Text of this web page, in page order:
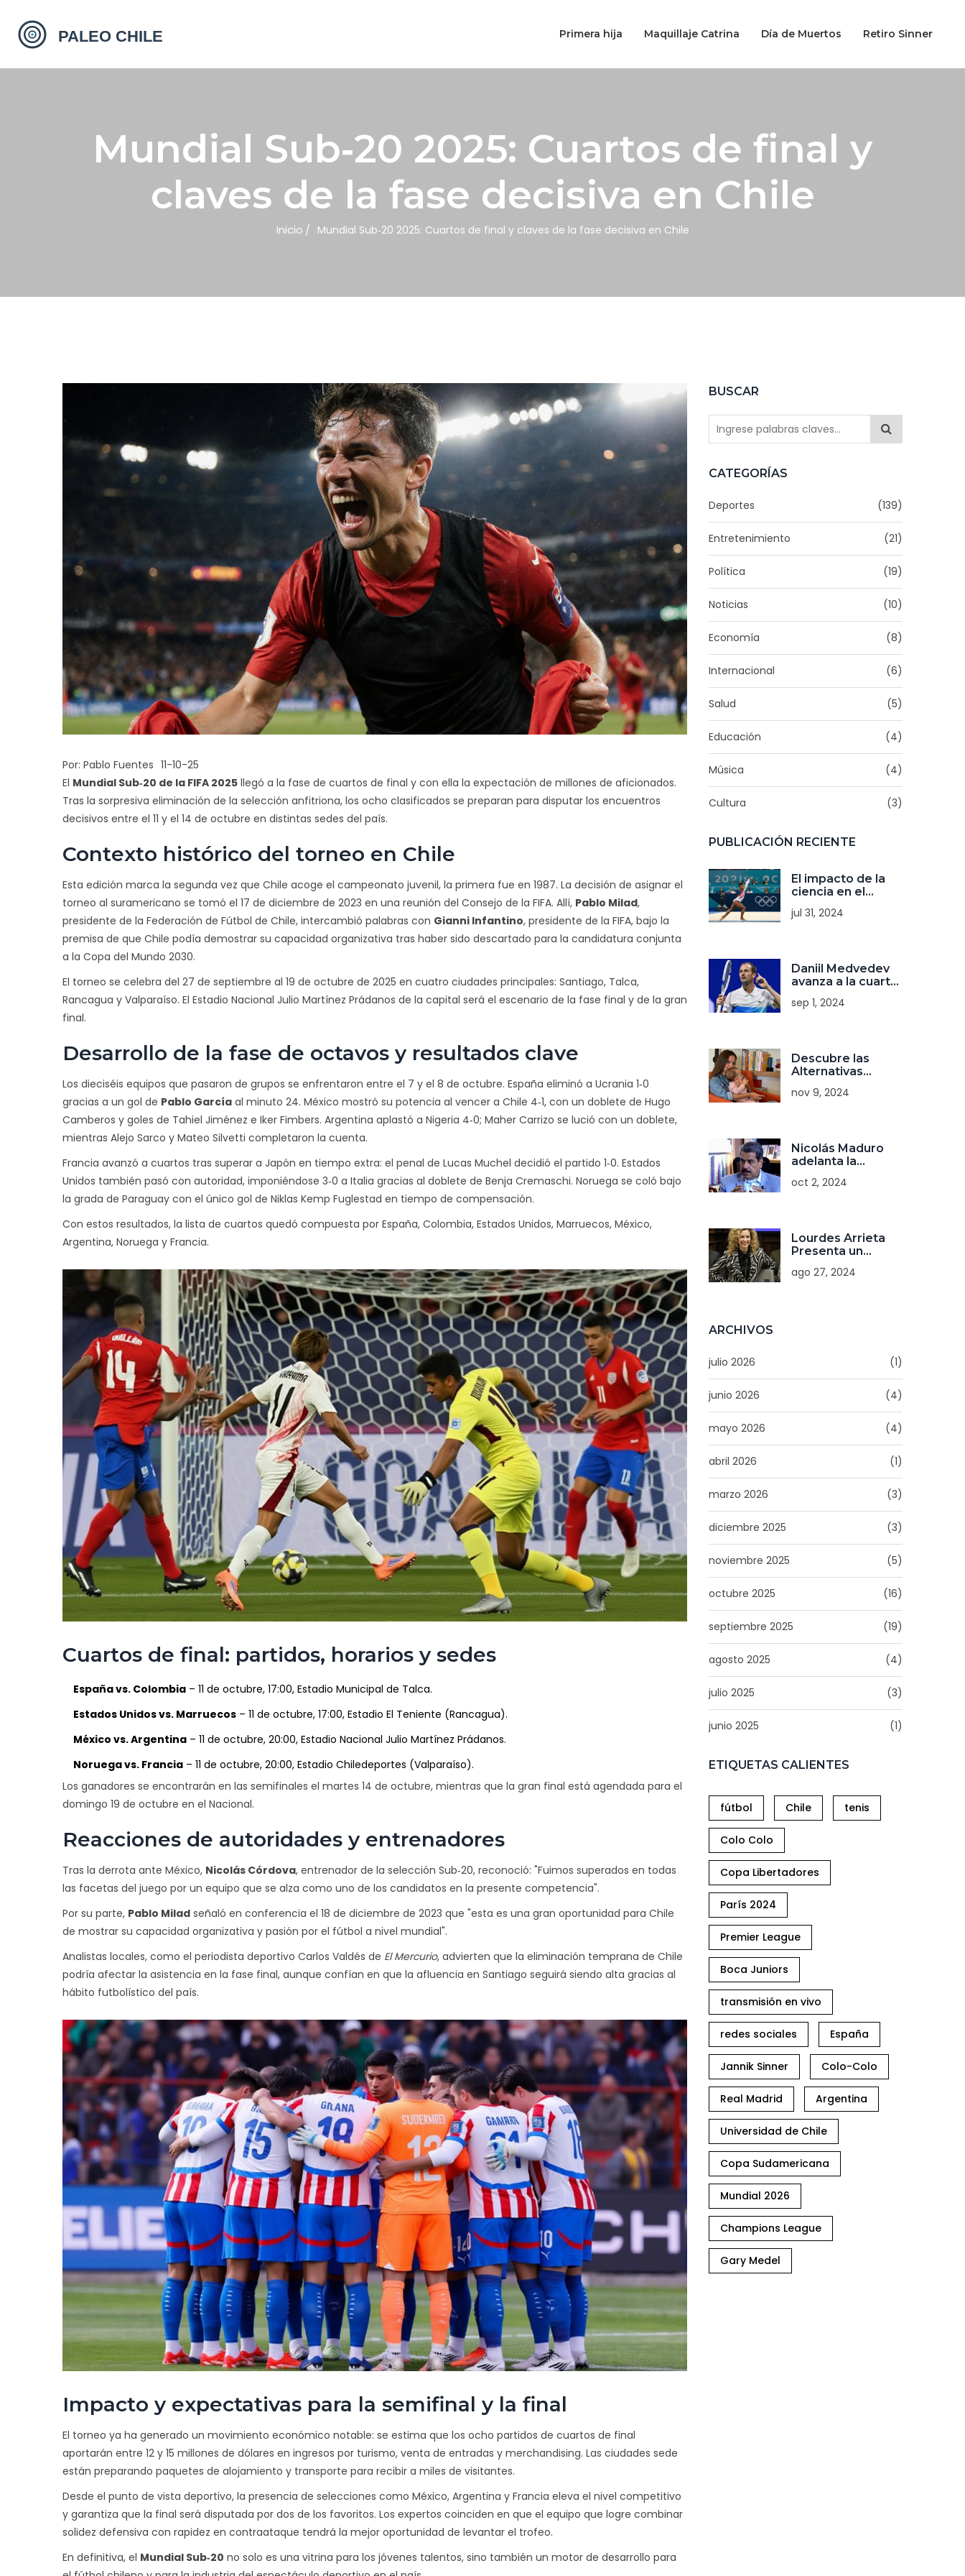
Primera hija Maquillaje Catrina Día de Muertos Retiro Sinner
Mundial Sub‑20 2025: Cuartos de final y
claves de la fase decisiva en Chile
Inicio Mundial Sub‑20 2025: Cuartos de final y claves de la fase decisiva en Chile
BUSCAR
CATEGORÍAS
Deportes (139)
Entretenimiento (21)
Política (19)
Noticias (10)
Economía (8)
Internacional (6)
Salud (5)
Educación (4)
Música (4)
Cultura (3)
PUBLICACIÓN RECIENTE
El impacto de la
ciencia en el
brillante de
jul 31, 2024
Daniil Medvedev
avanza a la cuarta
Open con sólida
sep 1, 2024
Descubre las
Alternativas
Sillón Naranja de
nov 9, 2024
Nicolás Maduro
adelanta la
Venezuela con la
oct 2, 2024
Lourdes Arrieta
Presenta un
Libertario para
ago 27, 2024
ARCHIVOS
julio 2026 (1)
junio 2026 (4)
mayo 2026 (4)
abril 2026 (1)
marzo 2026 (3)
diciembre 2025 (3)
noviembre 2025 (5)
octubre 2025 (16)
septiembre 2025 (19)
agosto 2025 (4)
julio 2025 (3)
junio 2025 (1)
ETIQUETAS CALIENTES
fútbol Chile tenis
Colo Colo
Copa Libertadores
París 2024
Premier League
Boca Juniors
transmisión en vivo
redes sociales España
Jannik Sinner Colo-Colo
Real Madrid Argentina
Universidad de Chile
Copa Sudamericana
Mundial 2026
Champions League
Gary Medel
Por: Pablo Fuentes 11-10-25
El Mundial Sub‑20 de la FIFA 2025 llegó a la fase de cuartos de final y con ella la expectación de millones de aficionados.
Tras la sorpresiva eliminación de la selección anfitriona, los ocho clasificados se preparan para disputar los encuentros
decisivos entre el 11 y el 14 de octubre en distintas sedes del país.
Contexto histórico del torneo en Chile
Esta edición marca la segunda vez que Chile acoge el campeonato juvenil, la primera fue en 1987. La decisión de asignar el
torneo al suramericano se tomó el 17 de diciembre de 2023 en una reunión del Consejo de la FIFA. Allí, Pablo Milad,
presidente de la Federación de Fútbol de Chile, intercambió palabras con Gianni Infantino, presidente de la FIFA, bajo la
premisa de que Chile podía demostrar su capacidad organizativa tras haber sido descartado para la candidatura conjunta
a la Copa del Mundo 2030.
El torneo se celebra del 27 de septiembre al 19 de octubre de 2025 en cuatro ciudades principales: Santiago, Talca,
Rancagua y Valparaíso. El Estadio Nacional Julio Martínez Prádanos de la capital será el escenario de la fase final y de la gran
final.
Desarrollo de la fase de octavos y resultados clave
Los dieciséis equipos que pasaron de grupos se enfrentaron entre el 7 y el 8 de octubre. España eliminó a Ucrania 1‑0
gracias a un gol de Pablo García al minuto 24. México mostró su potencia al vencer a Chile 4‑1, con un doblete de Hugo
Camberos y goles de Tahiel Jiménez e Iker Fimbers. Argentina aplastó a Nigeria 4‑0; Maher Carrizo se lució con un doblete,
mientras Alejo Sarco y Mateo Silvetti completaron la cuenta.
Francia avanzó a cuartos tras superar a Japón en tiempo extra: el penal de Lucas Muchel decidió el partido 1‑0. Estados
Unidos también pasó con autoridad, imponiéndose 3‑0 a Italia gracias al doblete de Benja Cremaschi. Noruega se coló bajo
la grada de Paraguay con el único gol de Niklas Kemp Fuglestad en tiempo de compensación.
Con estos resultados, la lista de cuartos quedó compuesta por España, Colombia, Estados Unidos, Marruecos, México,
Argentina, Noruega y Francia.
Cuartos de final: partidos, horarios y sedes
España vs. Colombia – 11 de octubre, 17:00, Estadio Municipal de Talca.
Estados Unidos vs. Marruecos – 11 de octubre, 17:00, Estadio El Teniente (Rancagua).
México vs. Argentina – 11 de octubre, 20:00, Estadio Nacional Julio Martínez Prádanos.
Noruega vs. Francia – 11 de octubre, 20:00, Estadio Chiledeportes (Valparaíso).
Los ganadores se encontrarán en las semifinales el martes 14 de octubre, mientras que la gran final está agendada para el
domingo 19 de octubre en el Nacional.
Reacciones de autoridades y entrenadores
Tras la derrota ante México, Nicolás Córdova, entrenador de la selección Sub‑20, reconoció: "Fuimos superados en todas
las facetas del juego por un equipo que se alza como uno de los candidatos en la presente competencia".
Por su parte, Pablo Milad señaló en conferencia el 18 de diciembre de 2023 que "esta es una gran oportunidad para Chile
de mostrar su capacidad organizativa y pasión por el fútbol a nivel mundial".
Analistas locales, como el periodista deportivo Carlos Valdés de El Mercurio, advierten que la eliminación temprana de Chile
podría afectar la asistencia en la fase final, aunque confían en que la afluencia en Santiago seguirá siendo alta gracias al
hábito futbolístico del país.
Impacto y expectativas para la semifinal y la final
El torneo ya ha generado un movimiento económico notable: se estima que los ocho partidos de cuartos de final
aportarán entre 12 y 15 millones de dólares en ingresos por turismo, venta de entradas y merchandising. Las ciudades sede
están preparando paquetes de alojamiento y transporte para recibir a miles de visitantes.
Desde el punto de vista deportivo, la presencia de selecciones como México, Argentina y Francia eleva el nivel competitivo
y garantiza que la final será disputada por dos de los favoritos. Los expertos coinciden en que el equipo que logre combinar
solidez defensiva con rapidez en contraataque tendrá la mejor oportunidad de levantar el trofeo.
En definitiva, el Mundial Sub‑20 no solo es una vitrina para los jóvenes talentos, sino también un motor de desarrollo para